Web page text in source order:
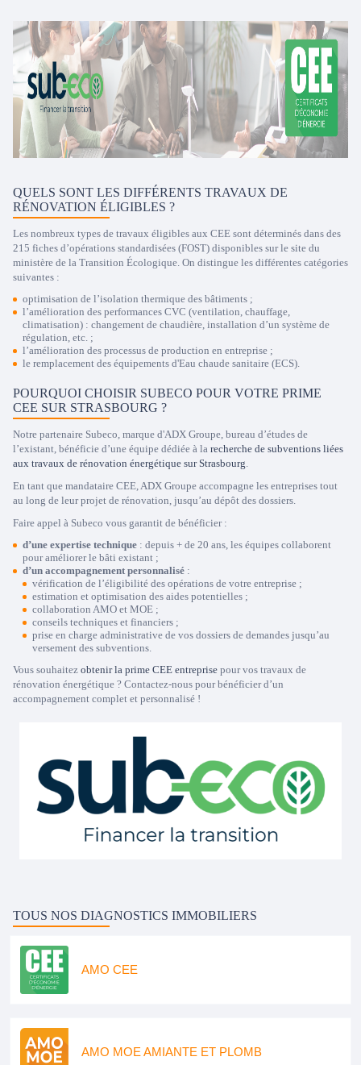
QUELS SONT LES DIFFÉRENTS TRAVAUX DE
RÉNOVATION ÉLIGIBLES ?
Les nombreux types de travaux éligibles aux CEE sont déterminés dans des
215 fiches d’opérations standardisées (FOST) disponibles sur le site du
ministère de la Transition Écologique. On distingue les différentes catégories
suivantes :
optimisation de l’isolation thermique des bâtiments ;
l’amélioration des performances CVC (ventilation, chauffage,
climatisation) : changement de chaudière, installation d’un système de
régulation, etc. ;
l’amélioration des processus de production en entreprise ;
le remplacement des équipements d'Eau chaude sanitaire (ECS).
POURQUOI CHOISIR SUBECO POUR VOTRE PRIME
CEE SUR STRASBOURG ?
Notre partenaire Subeco, marque d'ADX Groupe, bureau d’études de
l’existant, bénéficie d’une équipe dédiée à la recherche de subventions liées
aux travaux de rénovation énergétique sur Strasbourg
En tant que mandataire CEE, ADX Groupe accompagne les entreprises tout
au long de leur projet de rénovation, jusqu’au dépôt des dossiers.
Faire appel à Subeco vous garantit de bénéficier :
d’une expertise technique : depuis + de 20 ans, les équipes collaborent
pour améliorer le bâti existant ;
d’un accompagnement personnalisé :
vérification de l’éligibilité des opérations de votre entreprise ;
estimation et optimisation des aides potentielles ;
collaboration AMO et MOE ;
conseils techniques et financiers ;
prise en charge administrative de vos dossiers de demandes jusqu’au
versement des subventions.
Vous souhaitez obtenir la prime CEE entreprise pour vos travaux de
rénovation énergétique ? Contactez-nous pour bénéficier d’un
accompagnement complet et personnalisé !
TOUS NOS DIAGNOSTICS IMMOBILIERS
AMO CEE
AMO MOE AMIANTE ET PLOMB